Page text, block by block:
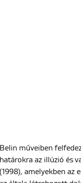
Belin műveiben
határokra az illúzió és
(1998), amelyekben az